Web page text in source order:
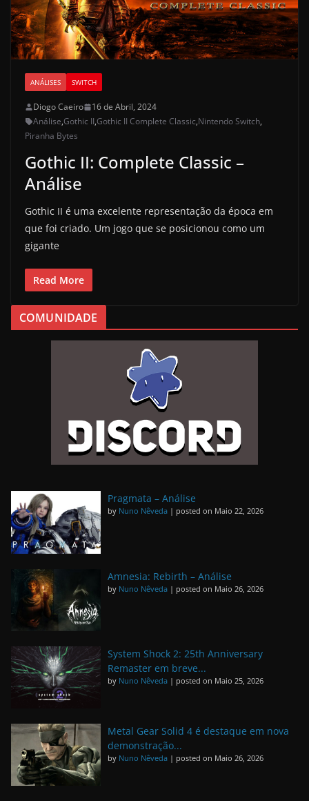
ANÁLISES SWITCH
Diogo Caeiro
16 de Abril, 2024
Análise,Gothic II,Gothic II Complete Classic,Nintendo Switch,
Piranha Bytes
Gothic II: Complete Classic –
Análise
Gothic II é uma excelente representação da época em
que foi criado. Um jogo que se posicionou como um
gigante
Read More
COMUNIDADE
Pragmata – Análise
by Nuno Nêveda | posted on Maio 22, 2026
Amnesia: Rebirth – Análise
by Nuno Nêveda | posted on Maio 26, 2026
System Shock 2: 25th Anniversary
Remaster em breve...
by Nuno Nêveda | posted on Maio 25, 2026
Metal Gear Solid 4 é destaque em nova
demonstração...
by Nuno Nêveda | posted on Maio 26, 2026